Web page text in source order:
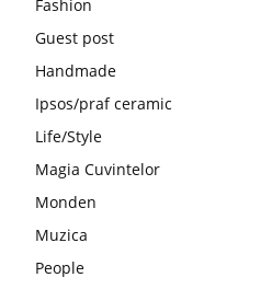
Fashion
Guest post
Handmade
Ipsos/praf ceramic
Life/Style
Magia Cuvintelor
Monden
Muzica
People